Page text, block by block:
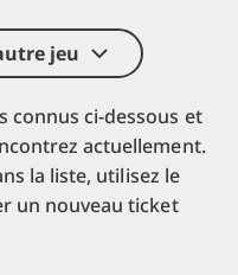
jeu
connus ci-dessous et
actuellement.
la liste, utilisez le
un nouveau ticket